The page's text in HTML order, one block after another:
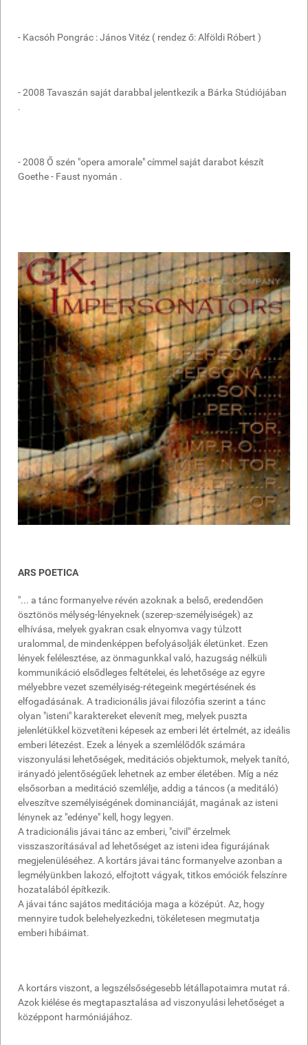
- Kacsóh Pongrác : János Vitéz ( rendez ő: Alföldi Róbert )
- 2008 Tavaszán saját darabbal jelentkezik a Bárka Stúdiójában
.
- 2008 Ő szén "opera amorale" címmel saját darabot készít
Goethe - Faust nyomán .
ARS POETICA
"... a tánc formanyelve révén azoknak a belső, eredendően
ösztönös mélység-lényeknek (szerep-személyiségek) az
elhívása, melyek gyakran csak elnyomva vagy túlzott
uralommal, de mindenképpen befolyásolják életünket. Ezen
lények felélesztése, az önmagunkkal való, hazugság nélküli
kommunikáció elsődleges feltételei, és lehetősége az egyre
mélyebbre vezet személyiség-rétegeink megértésének és
elfogadásának. A tradicionális jávai filozófia szerint a tánc
olyan "isteni" karaktereket elevenít meg, melyek puszta
jelenlétükkel közvetíteni képesek az emberi lét értelmét, az ideális
emberi létezést. Ezek a lények a szemlélődők számára
viszonyulási lehetőségek, meditációs objektumok, melyek tanító,
irányadó jelentőségűek lehetnek az ember életében. Míg a néz
elsősorban a meditáció szemlélje, addig a táncos (a meditáló)
elveszítve személyiségének dominanciáját, magának az isteni
lénynek az "edénye" kell, hogy legyen.
A tradicionális jávai tánc az emberi, "civil" érzelmek
visszaszorításával ad lehetőséget az isteni idea figurájának
megjelenüléséhez. A kortárs jávai tánc formanyelve azonban a
legmélyünkben lakozó, elfojtott vágyak, titkos emóciók felszínre
hozatalából építkezik.
A jávai tánc sajátos meditációja maga a középút. Az, hogy
mennyire tudok belehelyezkedni, tökéletesen megmutatja
emberi hibáimat.
A kortárs viszont, a legszélsőségesebb létállapotaimra mutat rá.
Azok kiélése és megtapasztalása ad viszonyulási lehetőséget a
középpont harmóniájához.